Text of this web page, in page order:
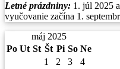
Letné prázdniny: 1. júl 2025
vyučovanie začína 1.
máj 2025
Po Ut St Št Pi So Ne
1
2 3
4